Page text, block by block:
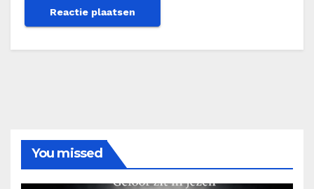
You missed